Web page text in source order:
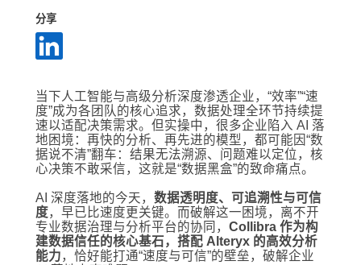
分享
当下人工智能与高级分析深度渗透企业，“效率”“速
度”成为各团队的核心追求，数据处理全环节持续提
速以适配决策需求。但实操中，很多企业陷入 AI 落
地困境：再快的分析、再先进的模型，都可能因“数
据说不清”翻车：结果无法溯源、问题难以定位，核
心决策不敢采信，这就是“数据黑盒”的致命痛点。
AI 深度落地的今天， 数据透明度、可追溯性与可信
度，早已比速度更关键。而破解这一困境，离不开
专业数据治理与分析平台的协同， Collibra 作为构
建数据信任的核心基石，搭配 Alteryx 的高效分析
能力，恰好能打通“速度与可信”的壁垒，破解企业